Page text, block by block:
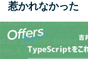
惹かれなかった